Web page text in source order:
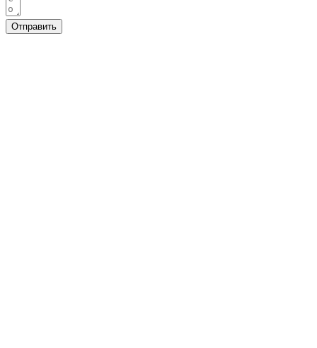
Отправить